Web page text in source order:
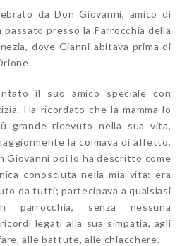
da Don Giovanni, amico di
presso la Parrocchia della
dove Gianni abitava prima di
il suo amico speciale con
Ha ricordato che la mamma lo
grande ricevuto nella sua vita,
la colmava di affetto,
Giovanni poi lo hadescritto come
conosciuta nella mia vita: era
da tutti; partecipava a qualsiasi
parrocchia, senza nessuna
legati alla sua simpatia, agli
alle battute, alle chiacchere.